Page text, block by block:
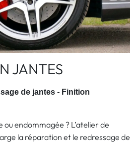
JANTES
de jantes - Finition
ou endommagée ? L’atelier de
la réparation et le redressage de